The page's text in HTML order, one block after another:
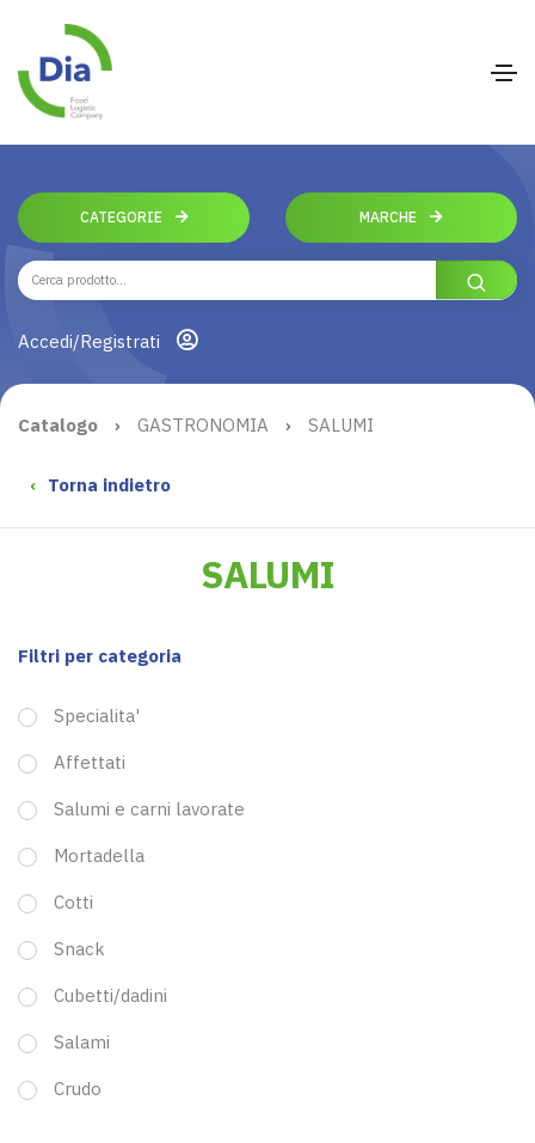
CATEGORIE MARCHE
Accedi/Registrati
Catalogo › GASTRONOMIA › SALUMI
‹ Torna indietro
SALUMI
Filtri per categoria
Specialita'
Affettati
Salumi e carni lavorate
Mortadella
Cotti
Snack
Cubetti/dadini
Salami
Crudo